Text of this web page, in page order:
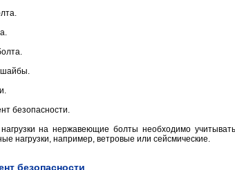
шайбы.
безопасности.
на нержавеющие болты необходимо
нагрузки, например, ветровые или сейсмические.
безопасности